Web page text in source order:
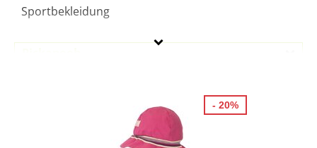
Sportbekleidung
- 20%